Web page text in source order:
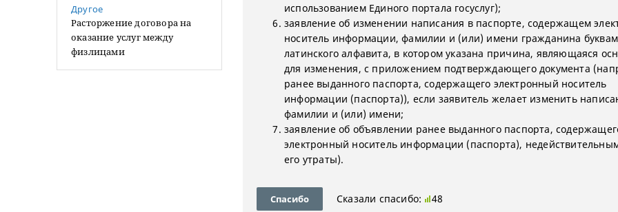
Другое
Расторжение договора на
оказание услуг между
физлицами
использованием Единого портала госуслуг);
заявление об изменении написания в паспорте, содержащем
носитель информации, фамилии и (или) имени гражданина
латинского алфавита, в котором указана причина, являющаяся
для изменения, с приложением подтверждающего документа
ранее выданного паспорта, содержащего электронный носитель
информации (паспорта)), если заявитель желает изменить
фамилии и (или) имени;
заявление об объявлении ранее выданного паспорта,
электронный носитель информации (паспорта),
его утраты).
Спасибо Сказали спасибо: 48